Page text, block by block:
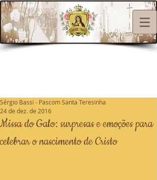
Missa do Galo: surpresas e emoções para
celebrar o nascimento de Cristo
Sérgio Bassi - Pascom Santa Teresinha
24 de dez. de 2016